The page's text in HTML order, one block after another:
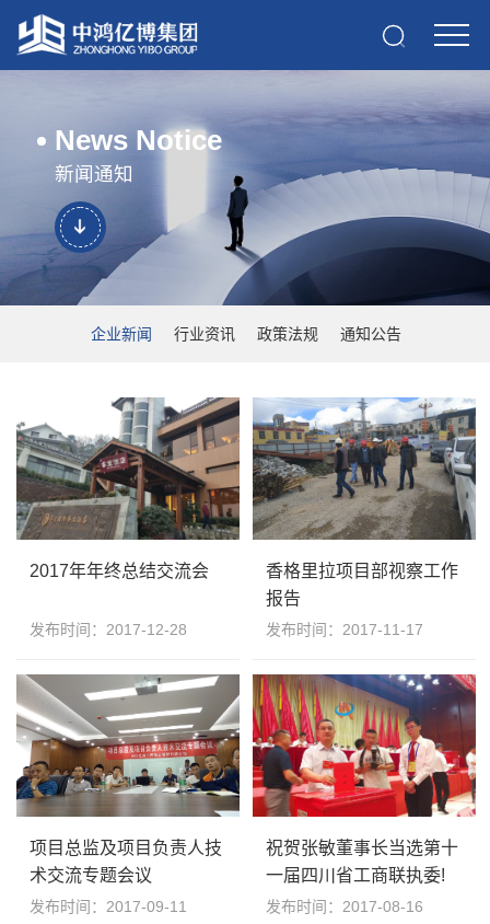
News Notice
新闻通知
企业新闻 行业资讯 政策法规 通知公告
2017年年终总结交流会
发布时间：2017-12-28
香格里拉项目部视察工作
报告
发布时间：2017-11-17
项目总监及项目负责人技
术交流专题会议
发布时间：2017-09-11
祝贺张敏董事长当选第十
一届四川省工商联执委!
发布时间：2017-08-16